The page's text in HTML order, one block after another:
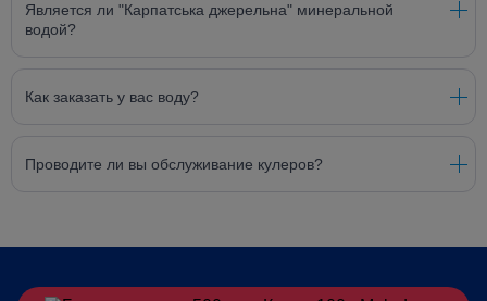
Является ли "Карпатська джерельна" минеральной
водой?
Как заказать у вас воду?
Проводите ли вы обслуживание кулеров?